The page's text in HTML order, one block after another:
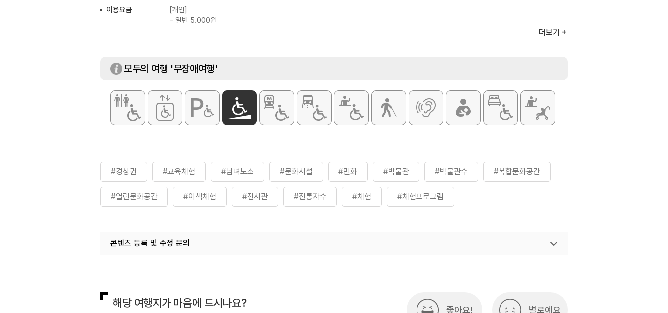
이용요금
[개인]
- 일반 5,000원
- 청소년, 어린이 2,000원
더보기
모두의 여행 '무장애여행'
#경상권 #교육체험 #남녀노소 #문화시설 #민화 #박물관 #박물관수 #복합문화공간
#열린문화공간 #이색체험 #전시관 #전통자수 #체험 #체험프로그램
콘텐츠 등록 및 수정 문의
해당 여행지가 마음에 드시나요?
좋아요! 별로예요